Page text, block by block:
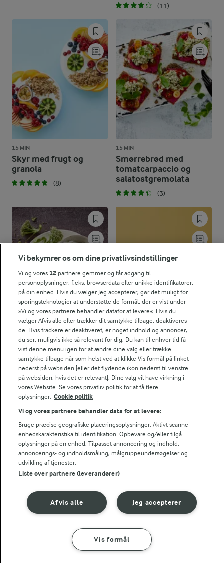
(11)
15 MIN
Skyr med frugt og
granola
(8)
15 MIN
Smørrebrød med
tomatcarpaccio og
salatostgremolata
(3)
Grøntsagsbrød
(11)
45 MIN
Appelsinmarmelade
(3)
30 MIN
Oksedeller og grønt
10 MIN
Smoothie med kiwi
Vi bekymrer os om dine privatlivsindstillinger
Vi og vores 12 partnere gemmer og får adgang til
personoplysninger, f.eks. browserdata eller unikke identifikatorer,
på din enhed. Hvis du vælger Jeg accepterer, gør det muligt for
sporingsteknologier at understøtte de formål, der er vist under
»Vi og vores partnere behandler datafor at levere«. Hvis du
vælger Afvis alle eller trækker dit samtykke tilbage, deaktiveres
de. Hvis trackere er deaktiveret, er noget indhold og annoncer,
du ser, muligvis ikke så relevant for dig. Du kan til enhver tid få
vist denne menu igen for at ændre dine valg eller trække
samtykke tilbage når som helst ved at klikke Vis formål på linket
nederst på websiden [eller det flydende ikon nederst til venstre
på websiden, hvis det er relevant]. Dine valg vil have virkning i
vores Website. Se vores privatliv politik for at få flere
oplysninger. Cookie politik
Vi og vores partnere behandler data for at levere:
Bruge præcise geografiske placeringsoplysninger. Aktivt scanne
enhedskarakteristika til identifikation. Opbevare og/eller tilgå
oplysninger på en enhed. Tilpasset annoncering og indhold,
annoncerings- og indholdsmåling, målgruppeundersøgelser og
udvikling af tjenester.
Liste over partnere (leverandører)
Jeg accepterer
Afvis alle
Vis formål